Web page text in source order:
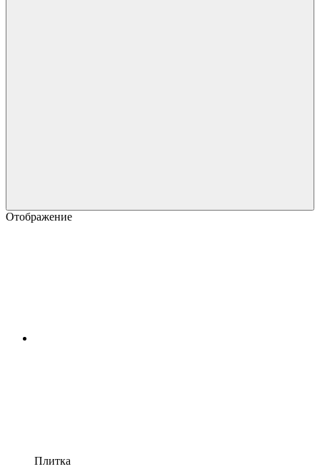
Отображение
Плитка